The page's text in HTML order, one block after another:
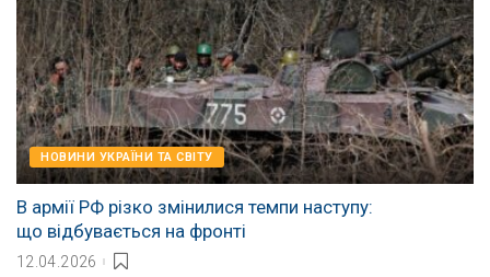
НОВИНИ УКРАЇНИ ТА СВІТУ
В армії РФ різко змінилися темпи наступу:
що відбувається на фронті
12.04.2026